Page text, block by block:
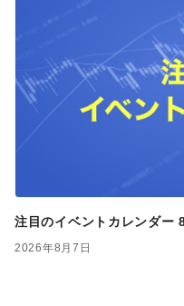
注目のイベントカレンダー
2026年8月7日